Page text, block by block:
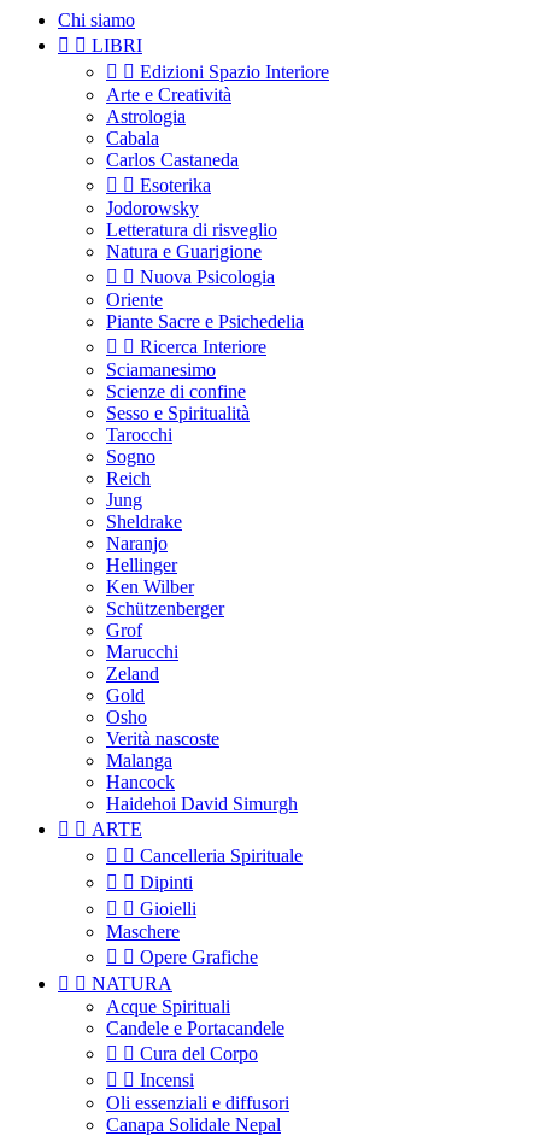
Chi siamo
  LIBRI
  Edizioni Spazio Interiore
Arte e Creatività
Astrologia
Cabala
Carlos Castaneda
  Esoterika
Jodorowsky
Letteratura di risveglio
Natura e Guarigione
  Nuova Psicologia
Oriente
Piante Sacre e Psichedelia
  Ricerca Interiore
Sciamanesimo
Scienze di confine
Sesso e Spiritualità
Tarocchi
Sogno
Reich
Jung
Sheldrake
Naranjo
Hellinger
Ken Wilber
Schützenberger
Grof
Marucchi
Zeland
Gold
Osho
Verità nascoste
Malanga
Hancock
Haidehoi David Simurgh
  ARTE
  Cancelleria Spirituale
  Dipinti
  Gioielli
Maschere
  Opere Grafiche
  NATURA
Acque Spirituali
Candele e Portacandele
  Cura del Corpo
  Incensi
Oli essenziali e diffusori
Canapa Solidale Nepal